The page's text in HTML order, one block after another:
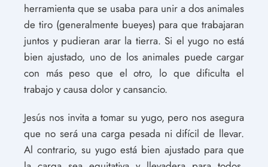
herramienta que se usaba para unir a dos animales
de tiro (generalmente bueyes) para que trabajaran
juntos y pudieran arar la tierra. Si el yugo no está
bien ajustado, uno de los animales puede cargar
con más peso que el otro, lo que dificulta el
trabajo y causa dolor y cansancio.
Jesús nos invita a tomar su yugo, pero nos asegura
que no será una carga pesada ni difícil de llevar.
Al contrario, su yugo está bien ajustado para que